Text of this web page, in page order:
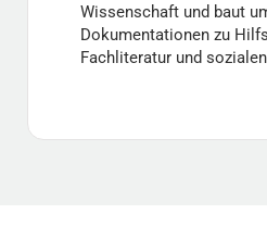
Wissenschaft und baut
Dokumentationen zu
Fachliteratur und